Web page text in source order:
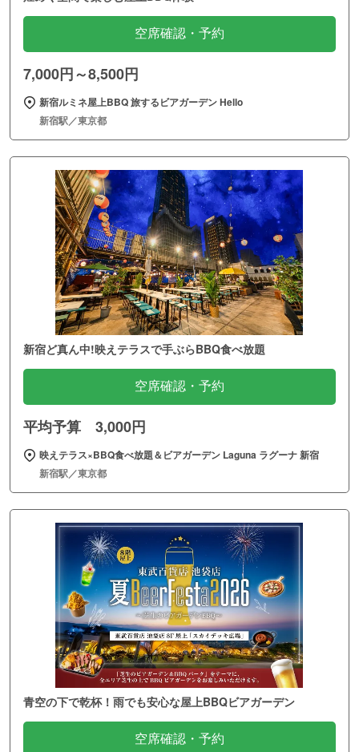
空席確認・予約
7,000円～8,500円
新宿ルミネ屋上BBQ 旅するビアガーデン Hello
新宿駅／東京都
新宿ど真ん中!映えテラスで手ぶらBBQ食べ放題
空席確認・予約
平均予算 3,000円
映えテラス×BBQ食べ放題＆ビアガーデン Laguna ラグーナ 新宿
新宿駅／東京都
青空の下で乾杯！雨でも安心な屋上BBQビアガーデン
空席確認・予約